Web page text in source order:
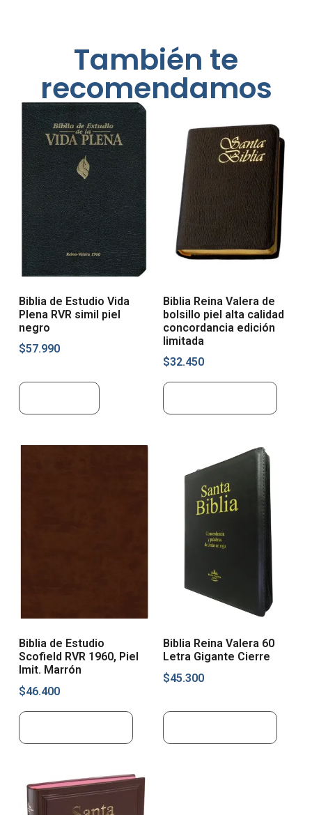
También te
recomendamos
Biblia de Estudio Vida
Plena RVR simil piel
negro
$57.990
Biblia Reina Valera de
bolsillo piel alta calidad
concordancia edición
limitada
$32.450
Biblia de Estudio
Scofield RVR 1960, Piel
Imit. Marrón
$46.400
Biblia Reina Valera 60
Letra Gigante Cierre
$45.300